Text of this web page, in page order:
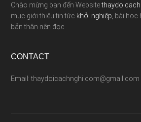
Chào mừng bạn đến Website
mục giới thiệu tin tức khởi nghiệp , bài học
bản thân nên đọc
CONTACT
Email: thaydoicachnghi.com@gmail.com